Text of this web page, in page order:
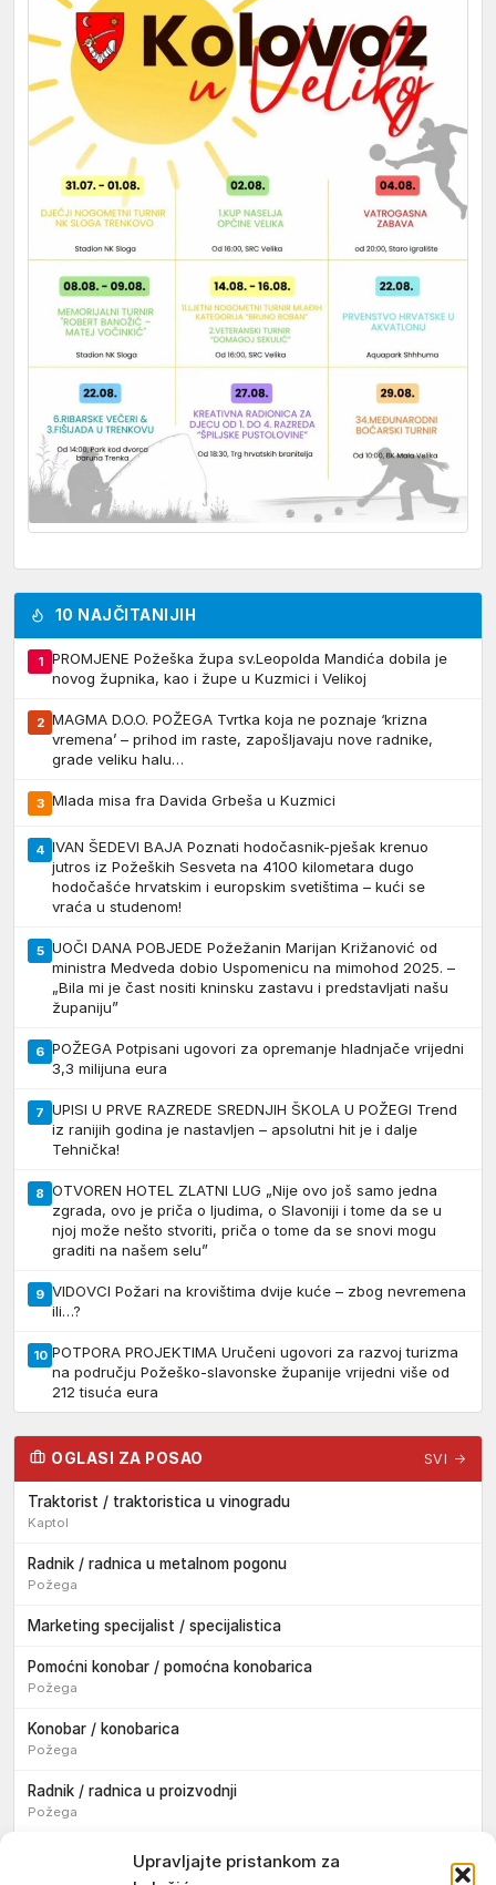
Upravljajte pristankom za
10 NAJČITANIJIH
1
PROMJENE Požeška župa sv.Leopolda Mandića dobila je
novog župnika, kao i župe u Kuzmici i Velikoj
2 MAGMA D.O.O. POŽEGA Tvrtka koja ne poznaje ‘krizna
vremena’ – prihod im raste, zapošljavaju nove radnike,
grade veliku halu…
3 Mlada misa fra Davida Grbeša u Kuzmici
4 IVAN ŠEDEVI BAJA Poznati hodočasnik-pješak krenuo
jutros iz Požeških Sesveta na 4100 kilometara dugo
hodočašće hrvatskim i europskim svetištima – kući se
vraća u studenom!
5 UOČI DANA POBJEDE Požežanin Marijan Križanović od
ministra Medveda dobio Uspomenicu na mimohod 2025. –
„Bila mi je čast nositi kninsku zastavu i predstavljati našu
županiju”
6 POŽEGA Potpisani ugovori za opremanje hladnjače vrijedni
3,3 milijuna eura
7 UPISI U PRVE RAZREDE SREDNJIH ŠKOLA U POŽEGI Trend
iz ranijih godina je nastavljen – apsolutni hit je i dalje
Tehnička!
8 OTVOREN HOTEL ZLATNI LUG „Nije ovo još samo jedna
zgrada, ovo je priča o ljudima, o Slavoniji i tome da se u
njoj može nešto stvoriti, priča o tome da se snovi mogu
graditi na našem selu”
9 VIDOVCI Požari na krovištima dvije kuće – zbog nevremena
ili…?
10 POTPORA PROJEKTIMA Uručeni ugovori za razvoj turizma
na području Požeško-slavonske županije vrijedni više od
212 tisuća eura
OGLASI ZA POSAO SVI →
Traktorist / traktoristica u vinogradu
Kaptol
Radnik / radnica u metalnom pogonu
Požega
Marketing specijalist / specijalistica
Pomoćni konobar / pomoćna konobarica
Požega
Konobar / konobarica
Požega
Radnik / radnica u proizvodnji
Požega
Sezonski pomoćni radnik / sezonska pomoćna radnica